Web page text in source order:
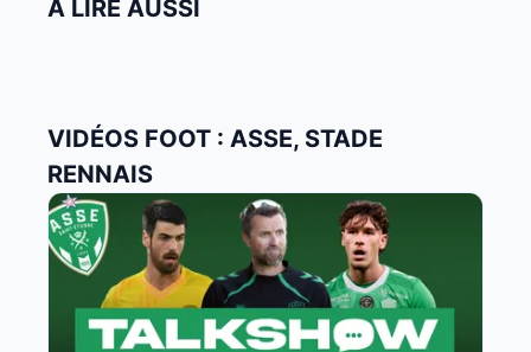
À LIRE AUSSI
VIDÉOS FOOT : ASSE, STADE
RENNAIS